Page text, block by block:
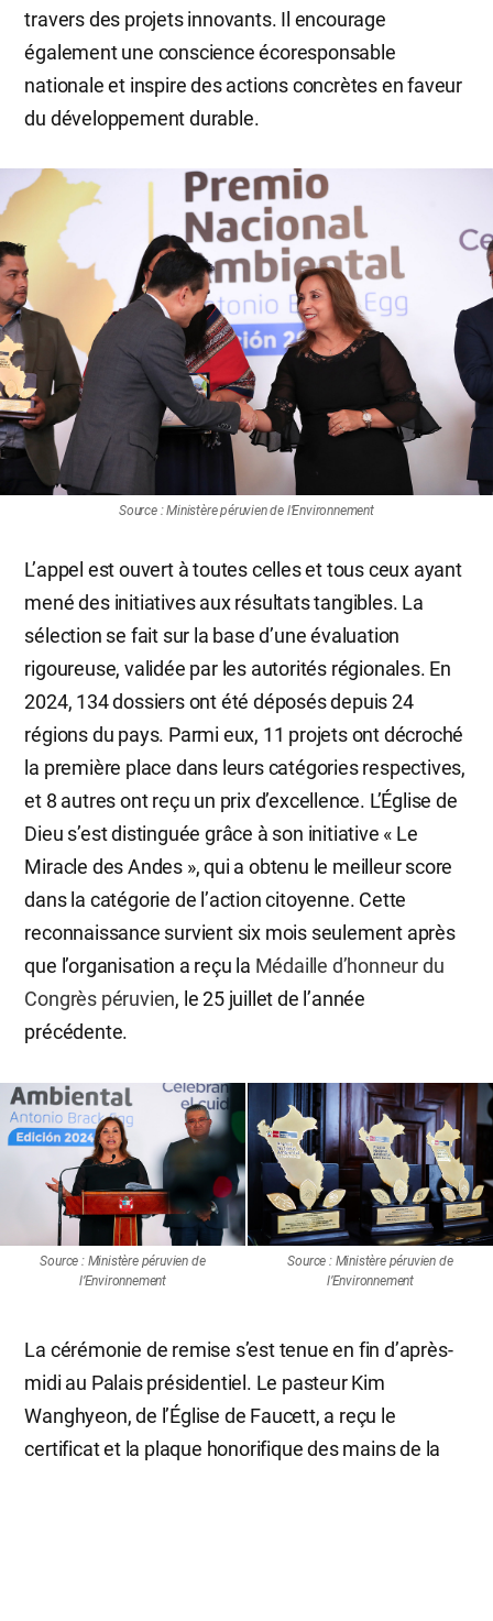
travers des projets innovants. Il encourage
également une conscience écoresponsable
nationale et inspire des actions concrètes en faveur
du développement durable.
Source : Ministère péruvien de l’Environnement
L’appel est ouvert à toutes celles et tous ceux ayant
mené des initiatives aux résultats tangibles. La
sélection se fait sur la base d’une évaluation
rigoureuse, validée par les autorités régionales. En
2024, 134 dossiers ont été déposés depuis 24
régions du pays. Parmi eux, 11 projets ont décroché
la première place dans leurs catégories respectives,
et 8 autres ont reçu un prix d’excellence. L’Église de
Dieu s’est distinguée grâce à son initiative « Le
Miracle des Andes », qui a obtenu le meilleur score
dans la catégorie de l’action citoyenne. Cette
reconnaissance survient six mois seulement après
que l’organisation a reçu la Médaille d’honneur du
Congrès péruvien, le 25 juillet de l’année
précédente.
Source : Ministère péruvien de
l’Environnement
Source : Ministère péruvien de
l’Environnement
La cérémonie de remise s’est tenue en fin d’après-
midi au Palais présidentiel. Le pasteur Kim
Wanghyeon, de l’Église de Faucett, a reçu le
certificat et la plaque honorifique des mains de la